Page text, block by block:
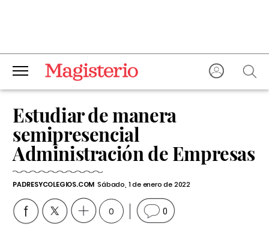
Estudiar de manera
semipresencial
Administración de Empresas
PADRESYCOLEGIOS.COM Sábado, 1 de enero de 2022
0 0